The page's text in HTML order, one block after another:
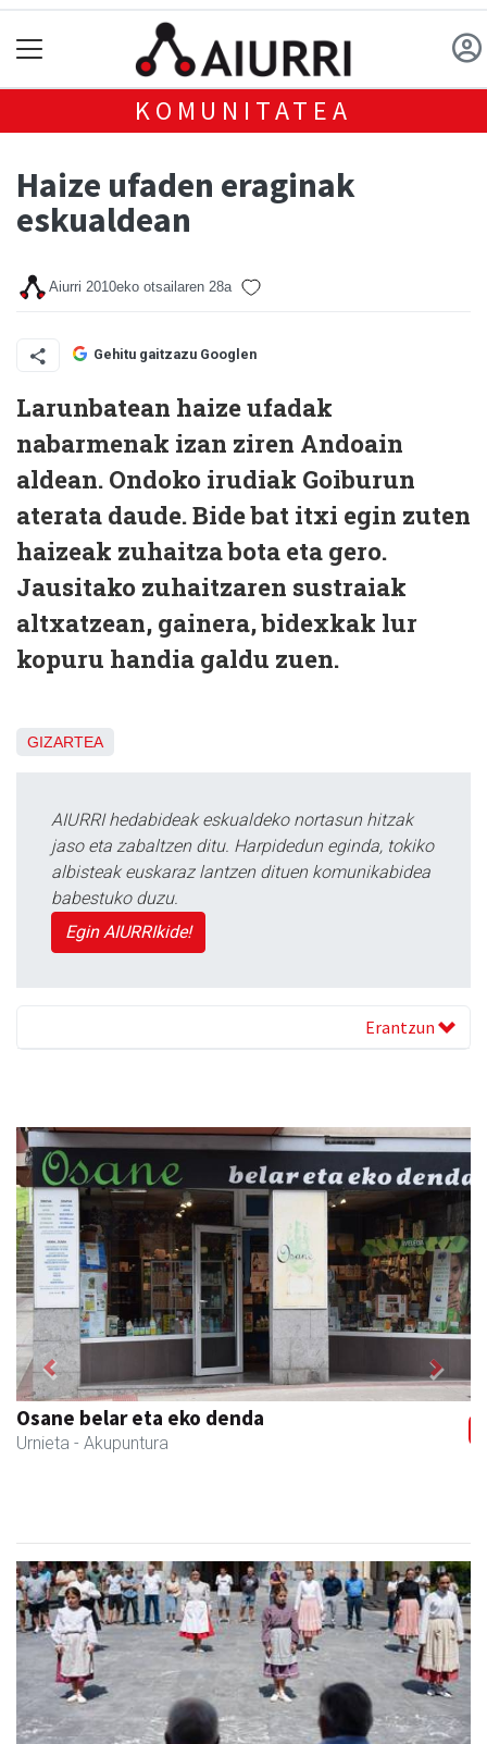
KOMUNITATEA
Haize ufaden eraginak
eskualdean
Aiurri 2010eko otsailaren 28a
Gehitu gaitzazu Googlen
Larunbatean haize ufadak
nabarmenak izan ziren Andoain
aldean. Ondoko irudiak Goiburun
aterata daude. Bide bat itxi egin zuten
haizeak zuhaitza bota eta gero.
Jausitako zuhaitzaren sustraiak
altxatzean, gainera, bidexkak lur
kopuru handia galdu zuen.
GIZARTEA
AIURRI hedabideak eskualdeko nortasun hitzak
jaso eta zabaltzen ditu. Harpidedun eginda, tokiko
albisteak euskaraz lantzen dituen komunikabidea
babestuko duzu.
Egin AIURRIkide!
Erantzun
Eizmendi anaiak
Amasa-Villabona - Armategia
Previous Next